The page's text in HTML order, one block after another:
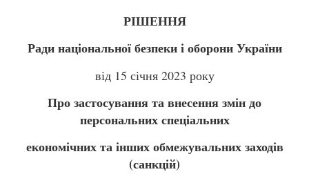
РІШЕННЯ
Ради національної безпеки і оборони України
від 15 січня 2023 року
Про застосування та внесення змін до
персональних спеціальних
економічних та інших обмежувальних заходів
(санкцій)